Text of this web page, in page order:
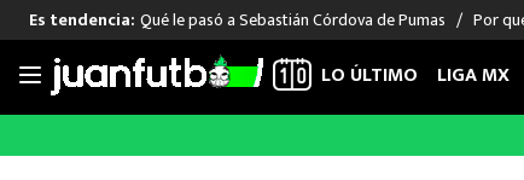
Saltar
Es tendencia: Qué le pasó a Sebastián Córdova de Pumas Por
LIGA MX
FUT INTERNACIONAL
LO ÚLTIMO LIGA MX